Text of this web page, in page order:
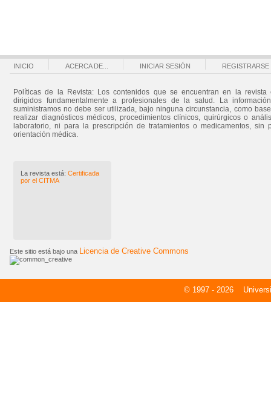
INICIO ACERCA DE... INICIAR SESIÓN REGISTRARSE
Políticas de la Revista: Los contenidos que se encuentran en la revista
dirigidos fundamentalmente a profesionales de la salud. La
suministramos no debe ser utilizada, bajo ninguna circunstancia, como
realizar diagnósticos médicos, procedimientos clínicos, quirúrgicos o
laboratorio, ni para la prescripción de tratamientos o medicamentos, sin
orientación médica.
La revista está: Certificada
por el CITMA
Este sitio está bajo una Licencia de Creative Commons
© 1997 - 2026